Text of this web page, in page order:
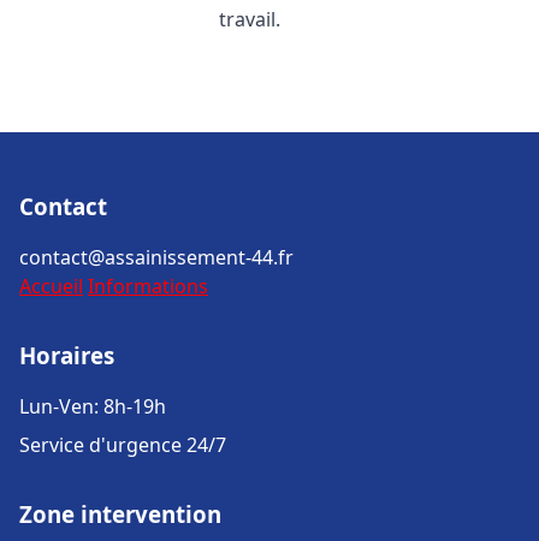
travail.
Contact
contact@assainissement-44.fr
Accueil Informations
Horaires
Lun-Ven: 8h-19h
Service d'urgence 24/7
Zone intervention